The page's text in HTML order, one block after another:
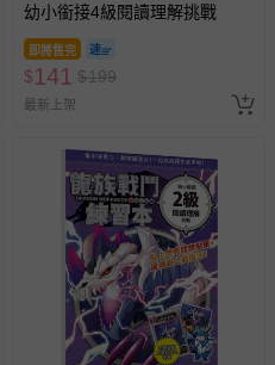
幼小銜接4級閱讀理解挑戰
即將售完
$141 $199
最新上架